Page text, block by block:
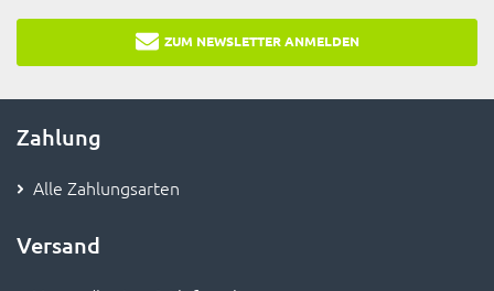
ZUM NEWSLETTER ANMELDEN
Zahlung
Alle Zahlungsarten
Versand